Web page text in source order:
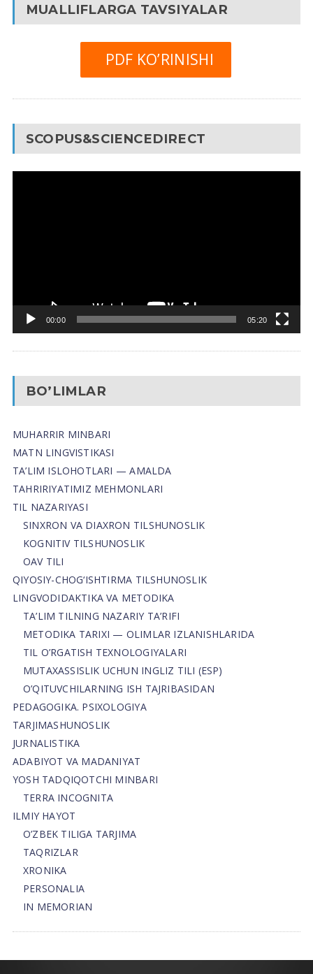
MUALLIFLARGA TAVSIYALAR
PDF KO’RINISHI
SCOPUS&SCIENCEDIRECT
00:00 05:20
BO’LIMLAR
MUHARRIR MINBARI
MATN LINGVISTIKASI
TA’LIM ISLOHOTLARI — AMALDA
TAHRIRIYATIMIZ MEHMONLARI
TIL NAZARIYASI
SINXRON VA DIAXRON TILSHUNOSLIK
KOGNITIV TILSHUNOSLIK
OAV TILI
QIYOSIY-CHOG‘ISHTIRMA TILSHUNOSLIK
LINGVODIDAKTIKA VA METODIKA
TA’LIM TILNING NAZARIY TA’RIFI
METODIKA TARIXI — OLIMLAR IZLANISHLARIDA
TIL O’RGATISH TEXNOLOGIYALARI
MUTAXASSISLIK UCHUN INGLIZ TILI (ESP)
O’QITUVCHILARNING ISH TAJRIBASIDAN
PEDAGOGIKA. PSIXOLOGIYA
TARJIMASHUNOSLIK
JURNALISTIKA
ADABIYOT VA MADANIYAT
YOSH TADQIQOTCHI MINBARI
TERRA INCOGNITA
ILMIY HAYOT
O’ZBEK TILIGA TARJIMA
TAQRIZLAR
XRONIKA
PERSONALIA
IN MEMORIAN